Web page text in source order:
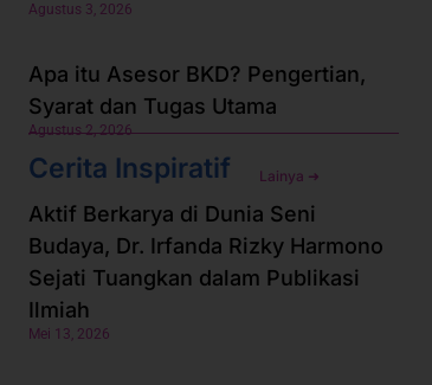
Agustus 3, 2026
Apa itu Asesor BKD? Pengertian,
Syarat dan Tugas Utama
Agustus 2, 2026
Cerita Inspiratif Lainya ➜
Aktif Berkarya di Dunia Seni
Budaya, Dr. Irfanda Rizky Harmono
Sejati Tuangkan dalam Publikasi
Ilmiah
Mei 13, 2026